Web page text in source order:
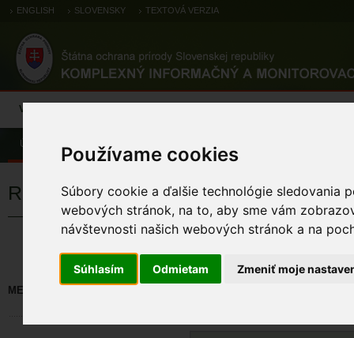
Používame cookies
Súbory cookie a ďalšie technológie sledovania
webových stránok, na to, aby sme vám
návštevnosti našich webových stránok a na
Súhlasím Odmietam Zmeniť moje
ENGLISH SLOVENSKY TEXTOVÁ VERZIA
Výsledky monitoringu
Úvod
Registrácia
Políčka označené * sú
MENO *